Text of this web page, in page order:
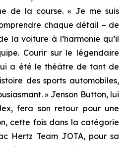
de la course. « Je me suis
chaque détail – de
la voiture à l’harmonie qu’il
Courir sur le légendaire
a été le théâtre de tant de
des sports automobiles,
» Jenson Button, lui
fera son retour pour une
cette fois dans la catégorie
Hertz Team JOTA, pour sa